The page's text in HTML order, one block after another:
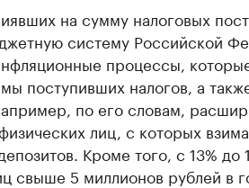
на сумму налоговых
систему Российской
процессы,
поступивших налогов, а
по его словам,
лиц, с которых
Кроме того, с 13% до
свыше 5 миллионов рублей в